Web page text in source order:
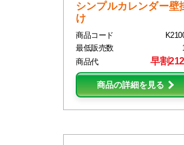
シンプルカレンダー壁
け
商品コード
最低販売数
商品代
早割
商品の詳細を見る